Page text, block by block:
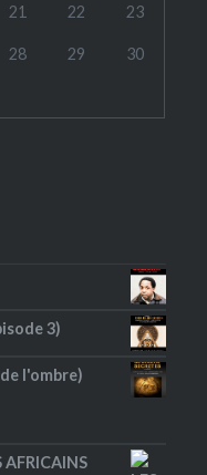
21 22 23
28 29 30
3)
de l'ombre)
AFRICAINS